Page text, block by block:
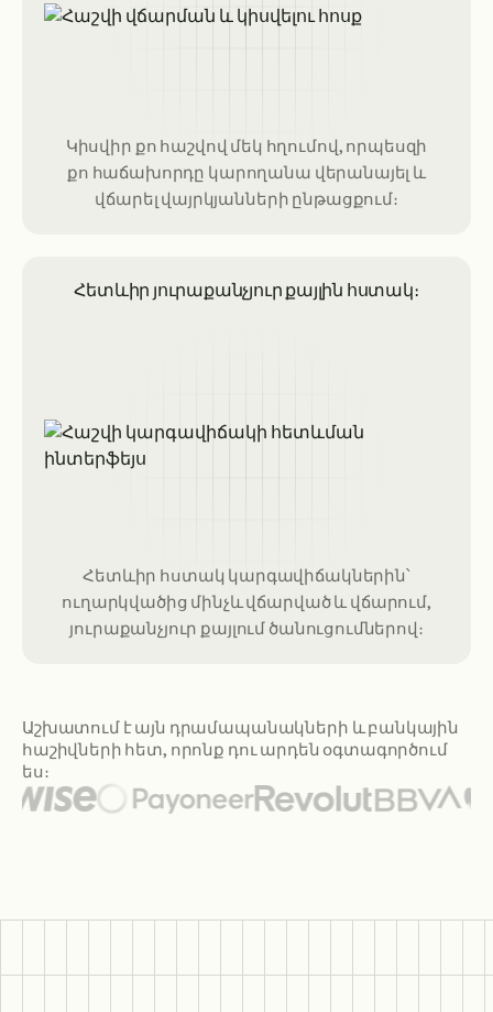
Կիսվիր քո հաշվով մեկ հղումով, որպեսզի
քո հաճախորդը կարողանա վերանայել և
վճարել վայրկյանների ընթացքում։
Հետևիր յուրաքանչյուր քայլին հստակ։
Հետևիր հստակ կարգավիճակներին՝
ուղարկվածից մինչև վճարված և վճարում,
յուրաքանչյուր քայլում ծանուցումներով։
Աշխատում է այն դրամապանակների և բանկային
հաշիվների հետ, որոնք դու արդեն օգտագործում
ես։